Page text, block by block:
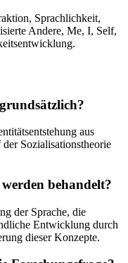
Sprachlichkeit,
Andere, Me, I, Self,
aus
Sozialisationstheorie
behandelt?
der Sprache, die
Entwicklung durch
dieser Konzepte.